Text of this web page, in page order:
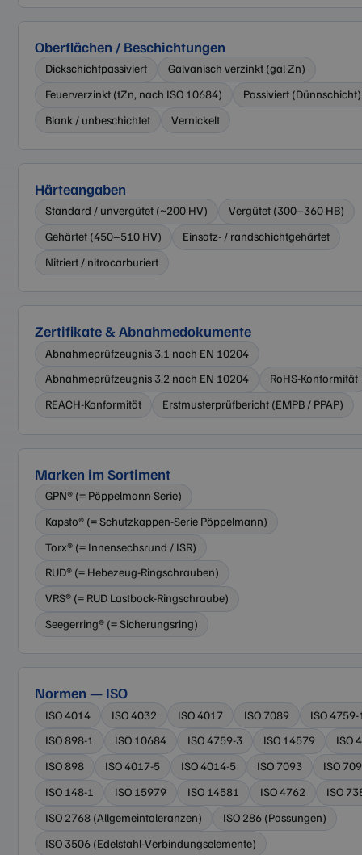
Oberflächen / Beschichtungen
Dickschichtpassiviert
Galvanisch verzinkt (gal Zn)
Feuerverzinkt (tZn, nach ISO 10684)
Passiviert (Dünnschicht)
Blank / unbeschichtet
Vernickelt
Härteangaben
Standard / unvergütet (~200 HV)
Vergütet (300–360 HB)
Gehärtet (450–510 HV)
Einsatz- / randschichtgehärtet
Nitriert / nitrocarburiert
Zertifikate & Abnahmedokumente
Abnahmeprüfzeugnis 3.1 nach EN 10204
Abnahmeprüfzeugnis 3.2 nach EN 10204
RoHS-Konformität
REACH-Konformität
Erstmusterprüfbericht (EMPB / PPAP)
Marken im Sortiment
GPN® (= Pöppelmann Serie)
Kapsto® (= Schutzkappen-Serie Pöppelmann)
Torx® (= Innensechsrund / ISR)
RUD® (= Hebezeug-Ringschrauben)
VRS® (= RUD Lastbock-Ringschraube)
Seegerring® (= Sicherungsring)
Normen — ISO
ISO 4014 ISO 4032 ISO 4017 ISO 7089
ISO 4759-
ISO 898-1
ISO 10684 ISO 4759-3 ISO 14579
ISO
ISO 898
ISO 4017-5 ISO 4014-5 ISO 7093
ISO
ISO 148-1
ISO 15979 ISO 14581 ISO 4762
ISO
ISO 2768 (Allgemeintoleranzen)
ISO 286 (Passungen)
ISO 3506 (Edelstahl-Verbindungselemente)